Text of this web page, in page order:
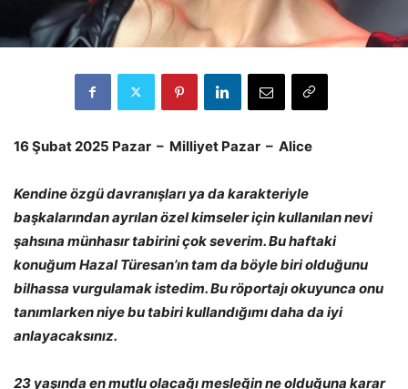
16 Şubat 2025 Pazar – Milliyet Pazar – Alice
Kendine özgü davranışları ya da karakteriyle
başkalarından ayrılan özel kimseler için kullanılan nevi
şahsına münhasır tabirini çok severim. Bu haftaki
konuğum Hazal Türesan’ın tam da böyle biri olduğunu
bilhassa vurgulamak istedim. Bu röportajı okuyunca onu
tanımlarken niye bu tabiri kullandığımı daha da iyi
anlayacaksınız.
23 yaşında en mutlu olacağı mesleğin ne olduğuna karar